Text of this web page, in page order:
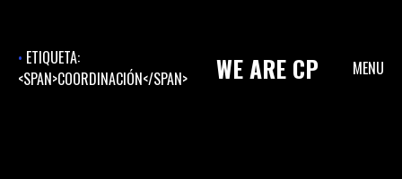
contentETIQUETA:
<SPAN>COORDINACIÓN</SPAN>
WEARE CP MENU